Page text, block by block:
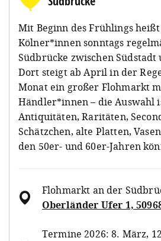
Mit Beginn des Frühlings
Kölner*innen sonntags
Südbrücke zwischen Südstadt
Dort steigt ab April in der
Monat ein großer Flohmarkt
Händler*innen – die Auswahl
Antiquitäten, Raritäten,
Schätzchen, alte Platten,
den 50er- und 60er-Jahren
Flohmarkt an der
Oberländer Ufer 1,
Termine 2026: 8. März,